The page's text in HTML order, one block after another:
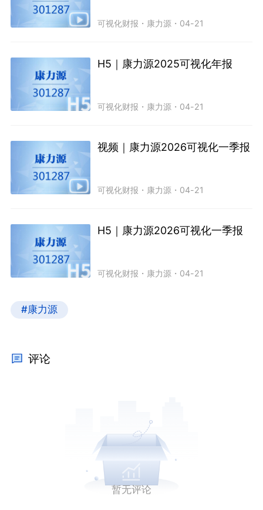
可视化财报 ・ 康力源 ・ 04-21
H5｜康力源2025可视化年报
可视化财报 ・ 康力源 ・ 04-21
视频｜康力源2026可视化一季报
可视化财报 ・ 康力源 ・ 04-21
H5｜康力源2026可视化一季报
可视化财报 ・ 康力源 ・ 04-21
#康力源
评论
暂无评论